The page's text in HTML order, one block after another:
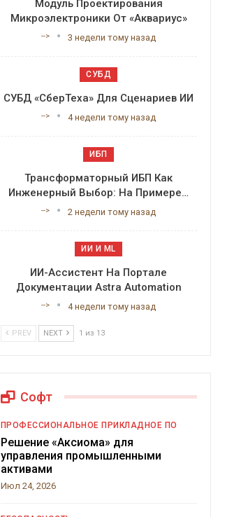
Модуль Проектирования
Микроэлектроники От «Аквариус»
--> 3 недели тому назад
СУБД
СУБД «СберТеха» Для Сценариев ИИ
--> 4 недели тому назад
ИБП
Трансформаторный ИБП Как
Инженерный Выбор: На Примере…
--> 2 недели тому назад
ИИ И ML
ИИ-Ассистент На Портале
Документации Astra Automation
--> 4 недели тому назад
PREV NEXT 1 из 13
Софт
ПРОФЕССИОНАЛЬНОЕ ПРИКЛАДНОЕ ПО
Решение «Аксиома» для
управления промышленными
активами
Июл 24, 2026